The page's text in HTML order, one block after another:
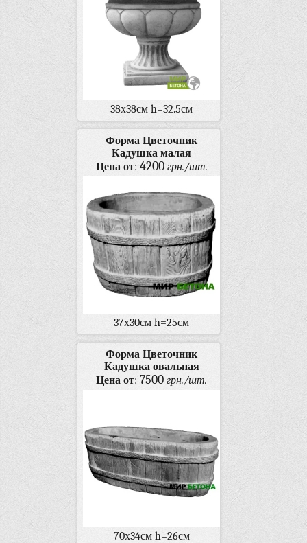
38х38см h=32.5см
Форма Цветочник
Кадушка малая
Цена от: 4200 грн./шт.
37х30см h=25см
Форма Цветочник
Кадушка овальная
Цена от:7500 грн./шт.
70х34см h=26см